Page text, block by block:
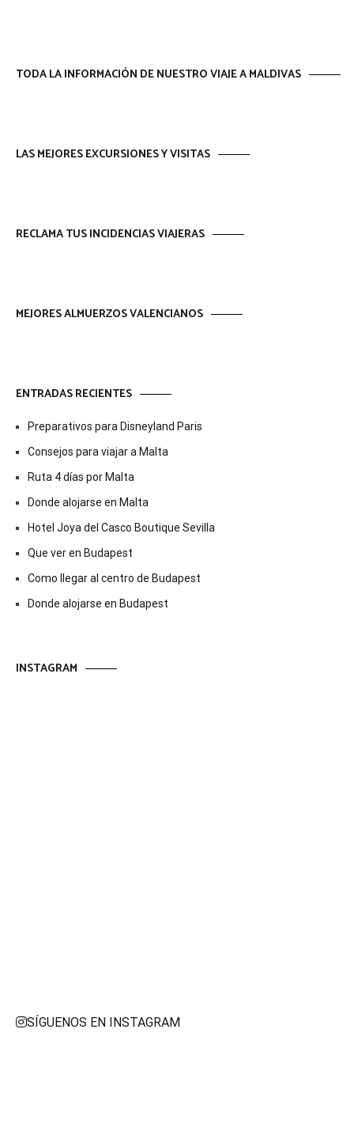
TODA LA INFORMACIÓN DE NUESTRO VIAJE A MALDIVAS
LAS MEJORES EXCURSIONES Y VISITAS
RECLAMA TUS INCIDENCIAS VIAJERAS
MEJORES ALMUERZOS VALENCIANOS
ENTRADAS RECIENTES
Preparativos para Disneyland Paris
Consejos para viajar a Malta
Ruta 4 días por Malta
Donde alojarse en Malta
Hotel Joya del Casco Boutique Sevilla
Que ver en Budapest
Como llegar al centro de Budapest
Donde alojarse en Budapest
INSTAGRAM
SÍGUENOS EN INSTAGRAM